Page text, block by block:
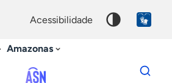
acessibilidade
Amazonas
Dados
para